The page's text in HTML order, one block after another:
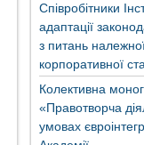
Співробітники
адаптації
з питань
корпоративної
Колективна
«Правотворча
умовах